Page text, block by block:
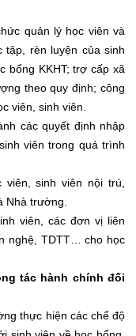
quản lý học viên và
tập, rèn luyện của sinh
bổng KKHT; trợ cấp xã
theo quy định; công
viên, sinh viên.
các quyết định nhập
viên trong quá trình
sinh viên nội trú,
Nhà trường.
viên, các đơn vị liên
nghệ, TDTT… cho học
tác hành chính đối
thực hiện các chế độ